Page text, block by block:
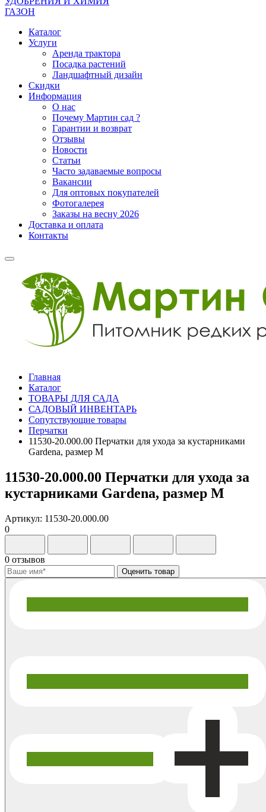
ГАЗОН
Каталог
Услуги
Аренда трактора
Посадка растений
Ландшафтный дизайн
Скидки
Информация
О нас
Почему Мартин сад ?
Гарантии и возврат
Отзывы
Новости
Статьи
Часто задаваемые вопросы
Вакансии
Для оптовых покупателей
Фотогалерея
Заказы на весну 2026
Доставка и оплата
Контакты
Главная
Каталог
ТОВАРЫ ДЛЯ САДА
САДОВЫЙ ИНВЕНТАРЬ
Сопутствующие товары
Перчатки
11530-20.000.00 Перчатки для ухода за кустарниками
Gardena, размер M
11530-20.000.00 Перчатки для ухода за
кустарниками Gardena, размер M
Артикул: 11530-20.000.00
0
0 отзывов